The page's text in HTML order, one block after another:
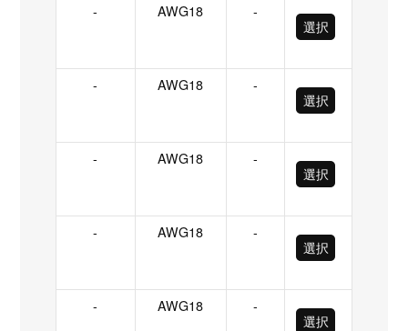
- AWG18
-
選択
- AWG18
-
選択
- AWG18
-
選択
- AWG18
-
選択
- AWG18
-
選択